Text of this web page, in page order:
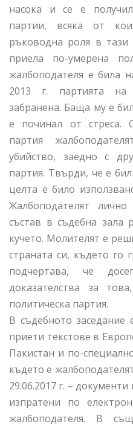
насока и се е
партии, всяка от
ръководна роля в тази
приела по-умерена
жалбоподателя е била
2013 г. партията на
забранена. Баща му е
е починал от стреса.
партия
убийство, заедно с
партия. Твърди, че е
целта е било
Жалбоподателят
състав в съдебна зала
кучето. Молителят е
страната си, където го
подчертава, че
доказателства за
политическа партия.
В съдебното заседание
приети текстове в
Пакистан и по-
където е
29.06.2017 г. –
изпратени по
жалбоподателя. В